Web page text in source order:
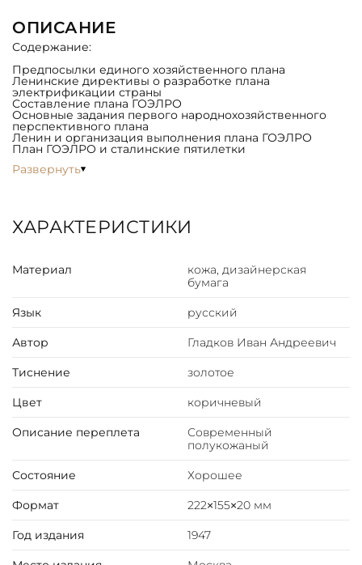
ОПИСАНИЕ
Содержание:
Предпосылки единого хозяйственного плана
Ленинские директивы о разработке плана
электрификации страны
Составление плана ГОЭЛРО
Основные задания первого народнохозяйственного
перспективного плана
Ленин и организация выполнения плана ГОЭЛРО
План ГОЭЛРО и сталинские пятилетки
Развернуть
ХАРАКТЕРИСТИКИ
Материал
кожа, дизайнерская
бумага
Язык русский
Автор Гладков Иван Андреевич
Тиснение золотое
Цвет коричневый
Описание переплета
Современный
полукожаный
Состояние Хорошее
Формат 222×155×20 мм
Год издания 1947